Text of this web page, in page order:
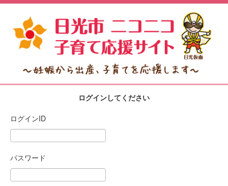
ログインしてください
ログインID
パスワード